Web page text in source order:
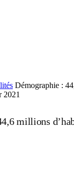
Démographie :
2021
millions